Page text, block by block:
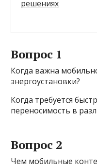
решениях
Вопрос 1
Когда важна
энергоустановки?
Когда требуется
переносимость в
Вопрос 2
Чем мобильные